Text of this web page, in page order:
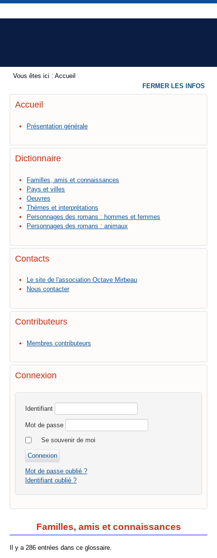
Vous êtes ici : Accueil
Accueil
Présentation générale
Dictionnaire
Familles, amis et connaissances
Pays et villes
Oeuvres
Thèmes et interprétations
Personnages des romans : hommes et femmes
Personnages des romans : animaux
Contacts
Le site de l'association Octave Mirbeau
Nous contacter
Contributeurs
Membres contributeurs
Connexion
Identifiant
Mot de passe
Se souvenir de moi
Mot de passe oublié ?
Identifiant oublié ?
Familles, amis et connaissances
Il y a 286 entrées dans ce glossaire.
FERMER LES INFOS